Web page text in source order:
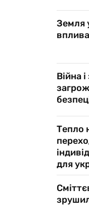
Земля
Війна
Тепло
для